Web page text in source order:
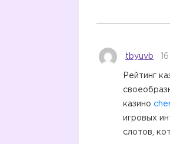
tbyuvb
Рейтинг
казино
игровых
слотов,